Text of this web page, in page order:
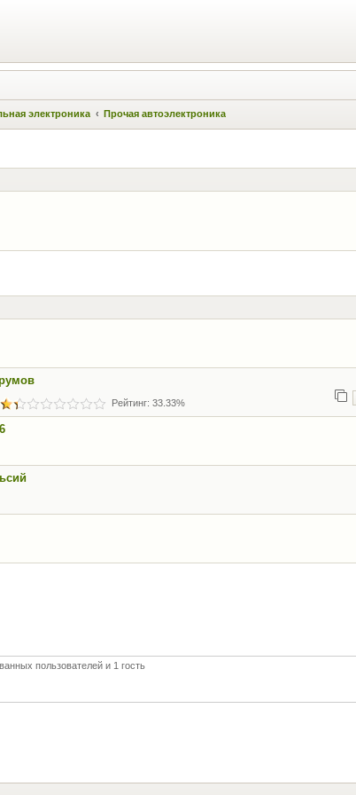
электроника Прочая автоэлектроника
Рейтинг: 33.33%
пользователей и 1 гость